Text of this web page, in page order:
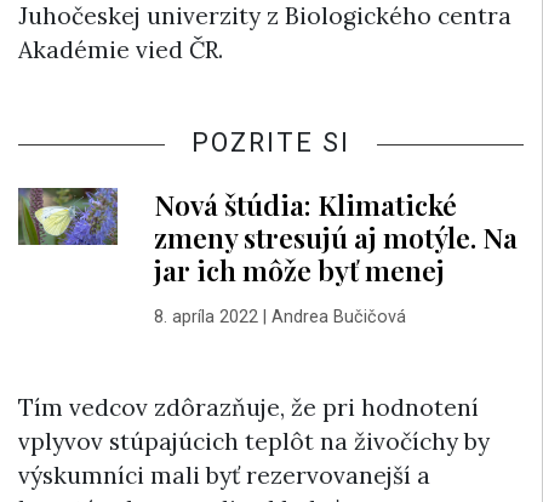
Juhočeskej univerzity z Biologického centra
Akadémie vied ČR.
POZRITE SI
Nová štúdia: Klimatické
zmeny stresujú aj motýle. Na
jar ich môže byť menej
8. apríla 2022| Andrea Bučičová
Tím vedcov zdôrazňuje, že pri hodnotení
vplyvov stúpajúcich teplôt na živočíchy by
výskumníci mali byť rezervovanejší a